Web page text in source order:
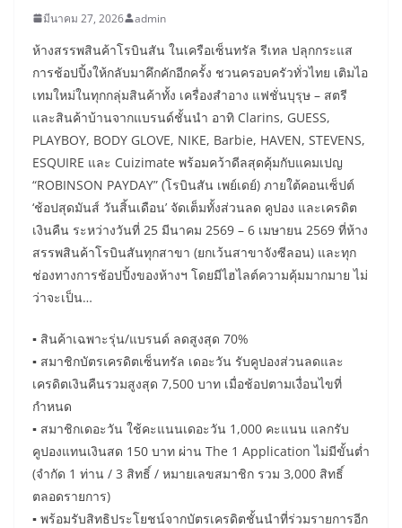
มีนาคม 27, 2026 admin
​ห้างสรรพสินค้าโรบินสัน ในเครือเซ็นทรัล รีเทล ปลุกกระแส
การช้อปปิ้งให้กลับมาคึกคักอีกครั้ง ชวนครอบครัวทั่วไทย เติมไอ
เทมใหม่ในทุกกลุ่มสินค้าทั้ง เครื่องสำอาง แฟชั่นบุรุษ – สตรี
และสินค้าบ้านจากแบรนด์ชั้นนำ อาทิ Clarins, GUESS,
PLAYBOY, BODY GLOVE, NIKE, Barbie, HAVEN, STEVENS,
ESQUIRE และ Cuizimate พร้อมคว้าดีลสุดคุ้มกับแคมเปญ
“ROBINSON PAYDAY” (โรบินสัน เพย์เดย์) ภายใต้คอนเซ็ปต์
‘ช้อปสุดมันส์ วันสิ้นเดือน’ จัดเต็มทั้งส่วนลด คูปอง และเครดิต
เงินคืน ระหว่างวันที่ 25 มีนาคม 2569 – 6 เมษายน 2569 ที่ห้าง
สรรพสินค้าโรบินสันทุกสาขา (ยกเว้นสาขาจังซีลอน) และทุก
ช่องทางการช้อปปิ้งของห้างฯ โดยมีไฮไลต์ความคุ้มมากมาย ไม่
ว่าจะเป็น…
▪ สินค้าเฉพาะรุ่น/แบรนด์ ลดสูงสุด 70%
▪ สมาชิกบัตรเครดิตเซ็นทรัล เดอะวัน รับคูปองส่วนลดและ
เครดิตเงินคืนรวมสูงสุด 7,500 บาท เมื่อช้อปตามเงื่อนไขที่
กำหนด
▪ สมาชิกเดอะวัน ใช้คะแนนเดอะวัน 1,000 คะแนน แลกรับ
คูปองแทนเงินสด 150 บาท ผ่าน The 1 Application ไม่มีขั้นต่ำ
(จำกัด 1 ท่าน / 3 สิทธิ์ / หมายเลขสมาชิก รวม 3,000 สิทธิ์
ตลอดรายการ)
▪ พร้อมรับสิทธิประโยชน์จากบัตรเครดิตชั้นนำที่ร่วมรายการอีก